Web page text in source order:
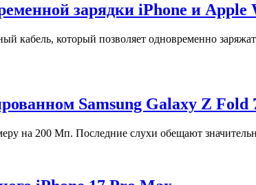
зарядки iPhone и Apple
кабель, который позволяет одновременно
Samsung Galaxy Z Fold
на 200 Мп. Последние слухи обещают